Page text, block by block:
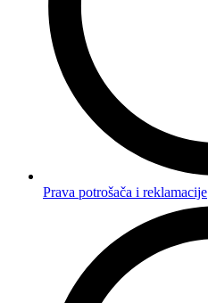
Prava potrošača i reklamacije